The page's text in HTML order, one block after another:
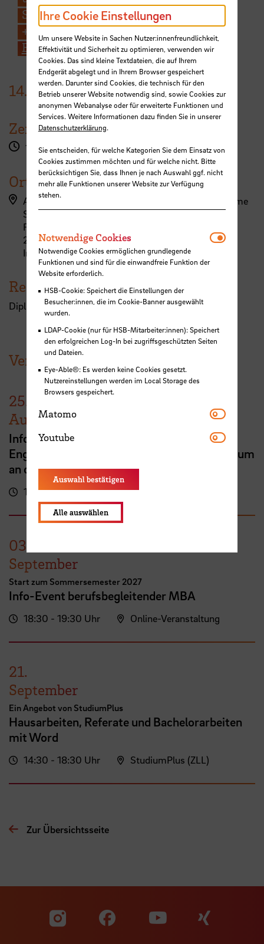
Seeverkehr, Biologie, Bionik
+49 421 5905 2711
E-Mail
14. Dezember2023
Zeit
17:00 Uhr
Ort
AIR/PORT/LAB – Center for Aerospace and Maritime
Systems
Flughafendamm 40
28199 Bremen
In der Lounge (hinter der Mensa)
Referent:in
Dipl.‐Ing. Wolfgang Franzelius, HB Hunte, Oldenburg
Veranstaltungen der HSB
25.
August
Info Session zu Vollzeitprogrammen:
Englischsprachiges MBA- oder Masterstudium
an der HSB
16:00 - 17:00 Uhr Online-Veranstaltung
03.
September
Start zum Sommersemester 2027
Info-Event berufsbegleitender MBA
18:30 - 19:30 Uhr Online-Veranstaltung
21.
September
Ein Angebot von StudiumPlus
Hausarbeiten, Referate und Bachelorarbeiten
mit Word
14:30 - 18:30 Uhr StudiumPlus (ZLL)
Zur Übersichtsseite
Zu unserer Facebook
Zu
Ihre Cookie Einstellungen
Um unsere Website in Sachen Nutzer:innenfreundlichkeit,
Effektivität und Sicherheit zu optimieren, verwenden wir
Cookies. Das sind kleine Textdateien, die auf Ihrem
Endgerät abgelegt und in Ihrem Browser gespeichert
werden. Darunter sind Cookies, die technisch für den
Betrieb unserer Website notwendig sind, sowie Cookies zur
anonymen Webanalyse oder für erweiterte Funktionen und
Services. Weitere Informationen dazu finden Sie in unserer
Datenschutzerklärung.
Sie entscheiden, für welche Kategorien Sie dem Einsatz von
Cookies zustimmen möchten und für welche nicht. Bitte
berücksichtigen Sie, dass Ihnen je nach Auswahl ggf. nicht
mehr alle Funktionen unserer Website zur Verfügung
stehen.
Notwendige Cookies
Notwendige Cookies ermöglichen grundlegende
Funktionen und sind für die einwandfreie Funktion der
Website erforderlich.
HSB-Cookie: Speichert die Einstellungen der
Besucher:innen, die im Cookie-Banner ausgewählt
wurden.
LDAP-Cookie (nur für HSB-Mitarbeiter:innen): Speichert
den erfolgreichen Log-In bei zugriffsgeschützten Seiten
und Dateien.
Eye-Able®: Es werden keine Cookies gesetzt.
Nutzereinstellungen werden im Local Storage des
Browsers gespeichert.
Matomo Matomo
Youtube Youtube
Auswahl bestätigen
Alle auswählen